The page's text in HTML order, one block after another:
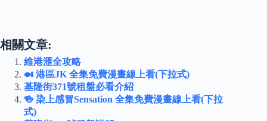
相關文章:
維港滙全攻略
🍛 港區JK 全集免費漫畫線上看(下拉式)
基隆街371號租盤必看介紹
🍻 染上感冒Sensation 全集免費漫畫線上看(下拉
式)